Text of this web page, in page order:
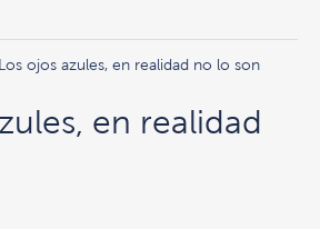
ojos azules, en realidad no lo son
en realidad